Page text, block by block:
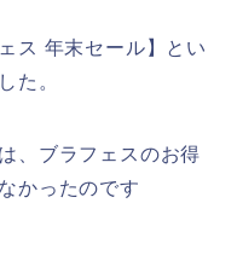
ス 年末セール】とい
た。
、ブラフェスのお得
かったのです